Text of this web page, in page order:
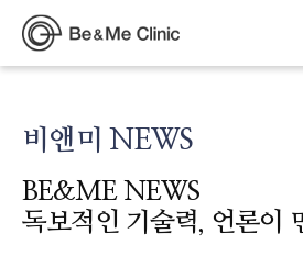
비앤미 NEWS
BE&ME NEWS
독보적인 기술력, 언론이